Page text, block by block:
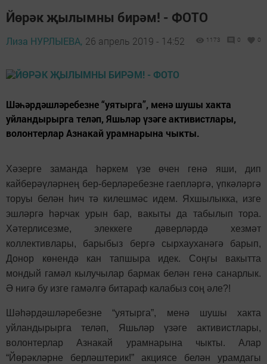
Йөрәк җылымны бирәм! - ФОТО
Лиза НУРЛЫЕВА, 26 апрель 2019 - 14:52 1173 0 0
Шәһәрдәшләребезне “уятырга”, менә шушы хакта
уйландырырга теләп, Яшьләр үзәге активистлары,
волонтерлар Азнакай урамнарына чыкты.
Хәзерге заманда һәркем үзе өчен генә яши, дип
кайберәүләрнең бер-берләребезне гаепләргә, үпкәләргә
торуы белән һич тә килешмәс идем. Яхшылыкка, изге
эшләргә һәрчак урын бар, вакыты да табылып тора.
Хәтерлисезме, элеккеге дәверләрдә хезмәт
коллективлары, барыбыз бергә сырхауханәгә барып,
Донор көнендә кан тапшыра идек. Соңгы вакытта
мондый гамәл кылучылар бармак белән генә санарлык.
Ә нигә бу изге гамәлгә битараф калабыз соң әле?!
Шәһәрдәшләребезне “уятырга”, менә шушы хакта
уйландырырга теләп, Яшьләр үзәге активистлары,
волонтерлар Азнакай урамнарына чыкты. Алар
“Йөрәкләрне берләштерик!” акциясе белән урамдагы